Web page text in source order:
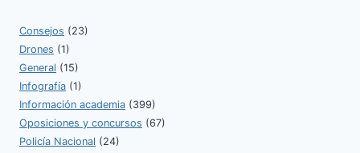
Consejos (23)
Drones (1)
General (15)
Infografía (1)
Información academia (399)
Oposiciones y concursos (67)
Policía Nacional (24)